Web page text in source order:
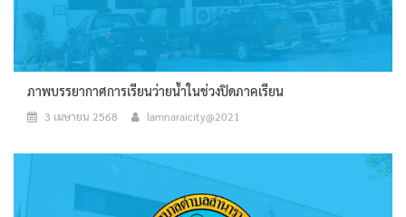
ภาพบรรยากาศการเรียนว่ายน้ำในช่วงปิดภาคเรียน
3 เมษายน 2568 lamnaraicity@2021